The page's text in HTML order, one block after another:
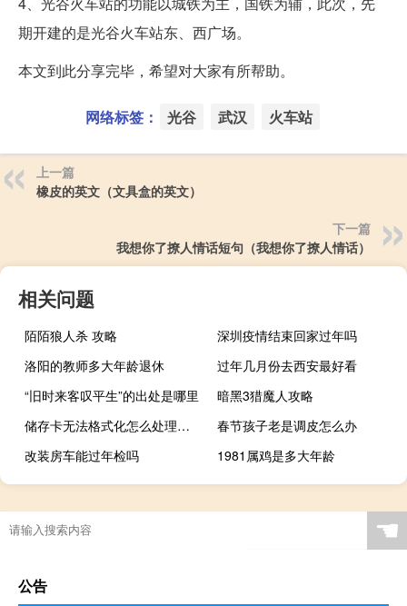
期开建的是光谷火车站东、西广场。
本文到此分享完毕，希望对大家有所帮助。
网络标签： 光谷 武汉 火车站
上一篇
橡皮的英文（文具盒的英文）
下一篇
我想你了撩人情话短句（我想你了撩人情话）
相关问题
陌陌狼人杀 攻略
深圳疫情结束回家过年吗
洛阳的教师多大年龄退休
过年几月份去西安最好看
“旧时来客叹平生”的出处是哪里
暗黑3猎魔人攻略
储存卡无法格式化怎么处理（储存卡无法格式化）
春节孩子老是调皮怎么办
改装房车能过年检吗
1981属鸡是多大年龄
☚
公告